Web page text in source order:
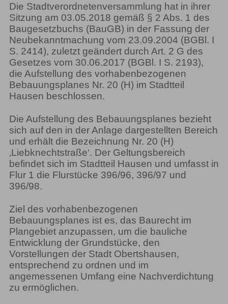
Die Stadtverordnetenversammlung hat in ihrer
Sitzung am 03.05.2018 gemäß § 2 Abs. 1 des
Baugesetzbuchs (BauGB) in der Fassung der
Neubekanntmachung vom 23.09.2004 (BGBl. I
S. 2414), zuletzt geändert durch Art. 2 G des
Gesetzes vom 30.06.2017 (BGBl. I S. 2193),
die Aufstellung des vorhabenbezogenen
Bebauungsplanes Nr. 20 (H) im Stadtteil
Hausen beschlossen.
Die Aufstellung des Bebauungsplanes bezieht
sich auf den in der Anlage dargestellten Bereich
und erhält die Bezeichnung Nr. 20 (H)
‚Liebknechtstraße‘. Der Geltungsbereich
befindet sich im Stadtteil Hausen und umfasst in
Flur 1 die Flurstücke 396/96, 396/97 und
396/98.
Ziel des vorhabenbezogenen
Bebauungsplanes ist es, das Baurecht im
Plangebiet anzupassen, um die bauliche
Entwicklung der Grundstücke, den
Vorstellungen der Stadt Obertshausen,
entsprechend zu ordnen und im
angemessenen Umfang eine Nachverdichtung
zu ermöglichen.